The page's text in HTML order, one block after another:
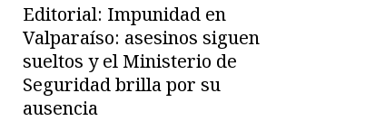
Editorial: Impunidad en
Valparaíso: asesinos siguen
sueltos y el Ministerio de
Seguridad brilla por su
ausencia